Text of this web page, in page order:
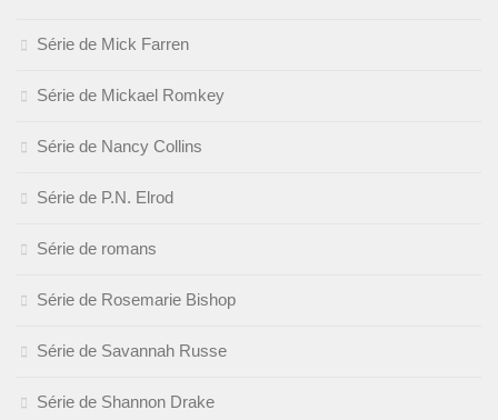
Série de Mick Farren
Série de Mickael Romkey
Série de Nancy Collins
Série de P.N. Elrod
Série de romans
Série de Rosemarie Bishop
Série de Savannah Russe
Série de Shannon Drake